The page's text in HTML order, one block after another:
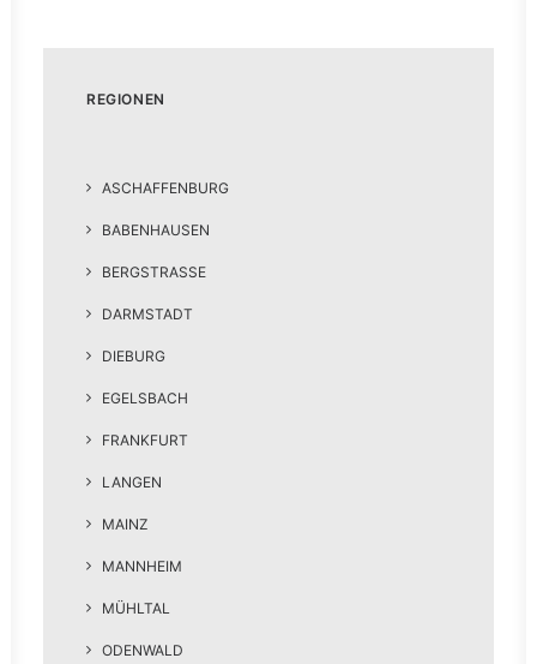
REGIONEN
ASCHAFFENBURG
BABENHAUSEN
BERGSTRASSE
DARMSTADT
DIEBURG
EGELSBACH
FRANKFURT
LANGEN
MAINZ
MANNHEIM
MÜHLTAL
ODENWALD